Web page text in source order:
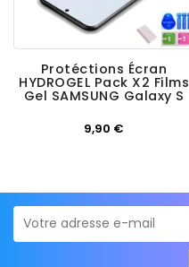
Protéctions Écran
HYDROGEL Pack X2 Films
Gel SAMSUNG Galaxy S
9,90 €